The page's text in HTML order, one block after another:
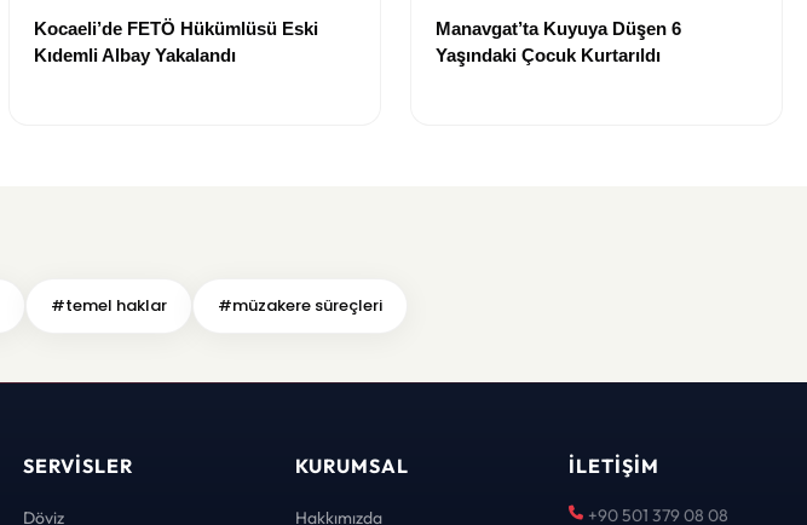
Kocaeli’de FETÖ Hükümlüsü Eski
Kıdemli Albay Yakalandı
Manavgat’ta Kuyuya Düşen 6
Yaşındaki Çocuk Kurtarıldı
#temel haklar #müzakere süreçleri
SERVISLER
Döviz
KURUMSAL
Hakkımızda
İLETIŞIM
+90 501 379 08 08